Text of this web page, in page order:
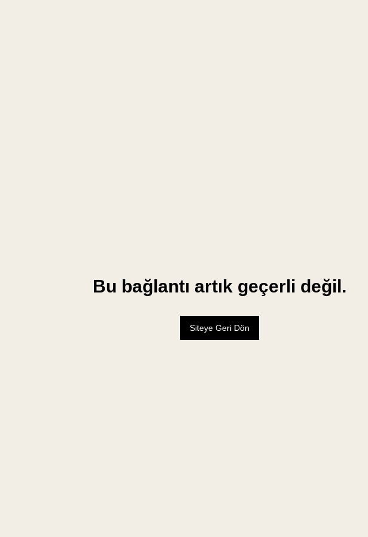
Bu bağlantı artık geçerli değil.
Siteye Geri Dön